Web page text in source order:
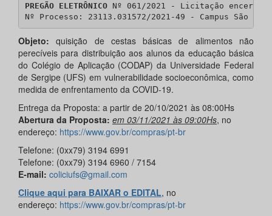
PREGÃO ELETRÔNICO Nº 061/2021 - Licitação encerrada
Nº Processo: 23113.031572/2021-49 - Campus São
Objeto: quisição de cestas básicas de alimentos não
perecíveis para distribuição aos alunos da educação básica
do Colégio de Aplicação (CODAP) da Universidade Federal
de Sergipe (UFS) em vulnerabilidade socioeconômica, como
medida de enfrentamento da COVID-19.
Entrega da Proposta: a partir de 20/10/2021 às 08:00Hs
Abertura da Proposta: em 03/11/2021 às 09:00Hs, no
endereço: https://www.gov.br/compras/pt-br
Telefone: (0xx79) 3194 6991
Telefone: (0xx79) 3194 6960 / 7154
E-mail: coliciufs@gmail.com
Clique aqui para BAIXAR o EDITAL, no
endereço: https://www.gov.br/compras/pt-br